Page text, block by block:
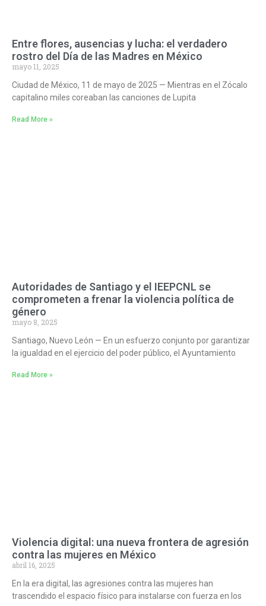
Entre flores, ausencias y lucha: el verdadero
rostro del Día de las Madres en México
mayo 11, 2025
Ciudad de México, 11 de mayo de 2025 — Mientras en el Zócalo
capitalino miles coreaban las canciones de Lupita
Read More »
Autoridades de Santiago y el IEEPCNL se
comprometen a frenar la violencia política de
género
mayo 8, 2025
Santiago, Nuevo León — En un esfuerzo conjunto por garantizar
la igualdad en el ejercicio del poder público, el Ayuntamiento
Read More »
Violencia digital: una nueva frontera de agresión
contra las mujeres en México
abril 16, 2025
En la era digital, las agresiones contra las mujeres han
trascendido el espacio físico para instalarse con fuerza en los